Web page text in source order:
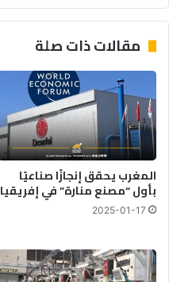
مقالات ذات صلة
المغرب يحقق إنجازًا صناعيًا
بأول “مصنع منارة” في إفريقيا
2025-01-17